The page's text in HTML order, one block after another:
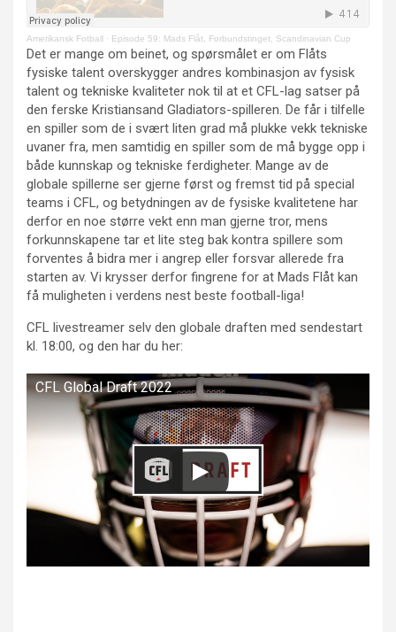
Amerikansk Fotball · Episode 59: Mads Flåt, Forbundstinget, Scandinavian Cup
Det er mange om beinet, og spørsmålet er om Flåts
fysiske talent overskygger andres kombinasjon av fysisk
talent og tekniske kvaliteter nok til at et CFL-lag satser på
den ferske Kristiansand Gladiators-spilleren. De får i tilfelle
en spiller som de i svært liten grad må plukke vekk tekniske
uvaner fra, men samtidig en spiller som de må bygge opp i
både kunnskap og tekniske ferdigheter. Mange av de
globale spillerne ser gjerne først og fremst tid på special
teams i CFL, og betydningen av de fysiske kvalitetene har
derfor en noe større vekt enn man gjerne tror, mens
forkunnskapene tar et lite steg bak kontra spillere som
forventes å bidra mer i angrep eller forsvar allerede fra
starten av. Vi krysser derfor fingrene for at Mads Flåt kan
få muligheten i verdens nest beste football-liga!
CFL livestreamer selv den globale draften med sendestart
kl. 18:00, og den har du her:
CFL Global Draft 2022